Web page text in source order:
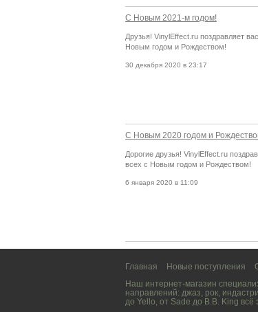
С Новым 2021-м годом!
Друзья! VinylEffect.ru поздравляет
Новым годом и Рождеством!
30 декабря 2020 в 23:17
С Новым 2020 годом и
Дорогие друзья! VinylEffect.ru
всех с Новым годом и Рождеством!
6 января 2020 в 11:09
Главная Новые поступления
Наш интернет-магазин
направлений: джаз, рок,
до Yello, от Sade до B.B. King всё